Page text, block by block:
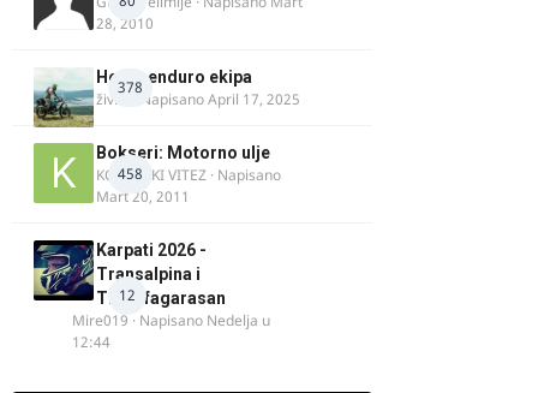
28, 2010
378
Heavy enduro ekipa
živke · NapisanoApril 17, 2025
458
Bokseri: Motorno ulje
KOSOVSKI VITEZ · Napisano
Mart 20, 2011
12
Karpati 2026 -
Transalpina i
Transfagarasan
Mire019 · Napisano Nedelja u
12:44